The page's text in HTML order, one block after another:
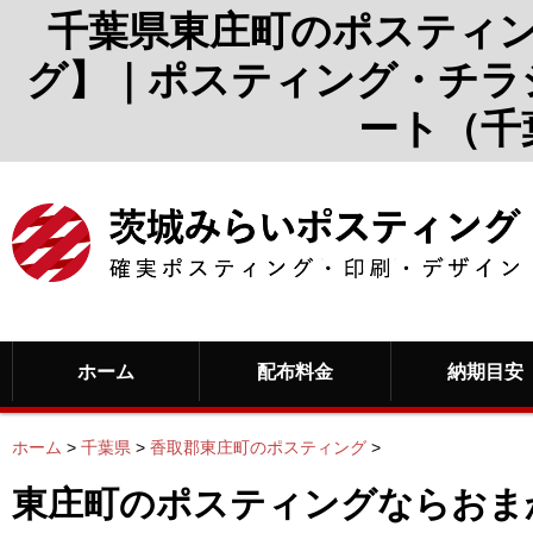
千葉県東庄町のポスティ
グ】｜ポスティング・チ
ート（
ホーム 配布料金 納期目安
ホーム > 千葉県 > 香取郡東庄町のポスティング >
東庄町のポスティングならお